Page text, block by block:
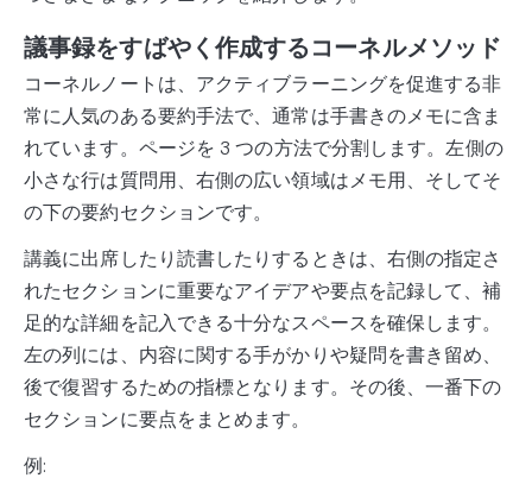
議事録をすばやく作成するコーネルメソッド
コーネルノートは、アクティブラーニングを促進する非
常に人気のある要約手法で、通常は手書きのメモに含ま
れています。ページを 3 つの方法で分割します。左側の
小さな行は質問用、右側の広い領域はメモ用、そしてそ
の下の要約セクションです。
講義に出席したり読書したりするときは、右側の指定さ
れたセクションに重要なアイデアや要点を記録して、補
足的な詳細を記入できる十分なスペースを確保します。
左の列には、内容に関する手がかりや疑問を書き留め、
後で復習するための指標となります。その後、一番下の
セクションに要点をまとめます。
例: